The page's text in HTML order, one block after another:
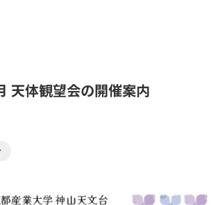
天体観望会の開催案内